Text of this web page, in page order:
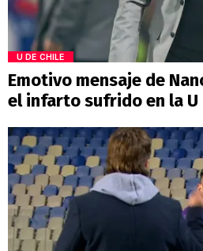
U DE CHILE
Emotivo mensaje de
el infarto sufrido en la U